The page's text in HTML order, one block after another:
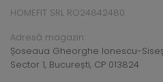
HOMEFIT SRL RO24842480
Adresă magazin:
Șoseaua Gheorghe Ionescu-
Sector 1, București, CP 013824